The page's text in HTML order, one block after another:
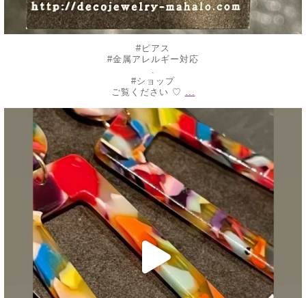
#ピアス
#金属アレルギー対応
.
#ショップ
ご覧ください ♡
decojewelrymahalo
7月 24